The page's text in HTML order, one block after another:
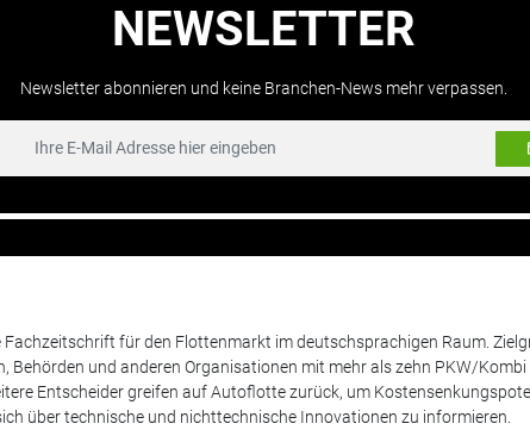
NEWSLETTER
Newsletter abonnieren und keine Branchen-News mehr verpassen.
für den Flottenmarkt im deutschsprachigen Raum.
Behörden und anderen Organisationen mit mehr als zehn PKW/
Entscheider greifen auf Autoflotte zurück, um
über technische und nichttechnische Innovationen zu informieren.